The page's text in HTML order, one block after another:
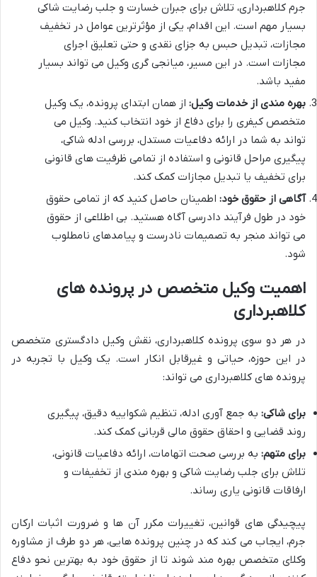
جرم کلاهبرداری، تلاش برای جبران خسارت و جلب رضایت شاکی
بسیار مهم است. این اقدام، یکی از مؤثرترین عوامل در تخفیف
مجازات، تبدیل حبس به جزای نقدی و حتی تعلیق اجرای
مجازات است. در این مسیر، میانجی گری وکیل می تواند بسیار
مفید باشد.
بهره مندی از خدمات وکیل: از همان ابتدای پرونده، یک وکیل
متخصص کیفری را برای دفاع از خود انتخاب کنید. وکیل می
تواند به شما در ارائه دفاعیات مستدل، بررسی ادله شاکی،
پیگیری مراحل قانونی و استفاده از تمامی ظرفیت های قانونی
برای تخفیف یا تبدیل مجازات کمک کند.
آگاهی از حقوق خود: اطمینان حاصل کنید که از تمامی حقوق
خود در طول فرآیند دادرسی آگاه هستید. بی اطلاعی از حقوق
می تواند منجر به تصمیمات نادرست و پیامدهای نامطلوب
شود.
اهمیت وکیل متخصص در پرونده های
کلاهبرداری
در هر دو سوی پرونده کلاهبرداری، نقش وکیل دادگستری متخصص
در این حوزه، حیاتی و غیرقابل انکار است. یک وکیل با تجربه در
پرونده های کلاهبرداری می تواند:
برای شاکی: به جمع آوری ادله، تنظیم شکواییه دقیق، پیگیری
روند قضایی و احقاق حقوق مالی قربانی کمک کند.
برای متهم: به بررسی صحت اتهامات، ارائه دفاعیات قانونی،
تلاش برای جلب رضایت شاکی و بهره مندی از تخفیفات و
ارفاقات قانونی یاری رساند.
پیچیدگی های قوانین، تغییرات مکرر آن ها و ضرورت اثبات ارکان
جرم، ایجاب می کند که در چنین پرونده هایی، هر دو طرف از مشاوره
وکلای متخصص بهره مند شوند تا از حقوق خود به بهترین نحو دفاع